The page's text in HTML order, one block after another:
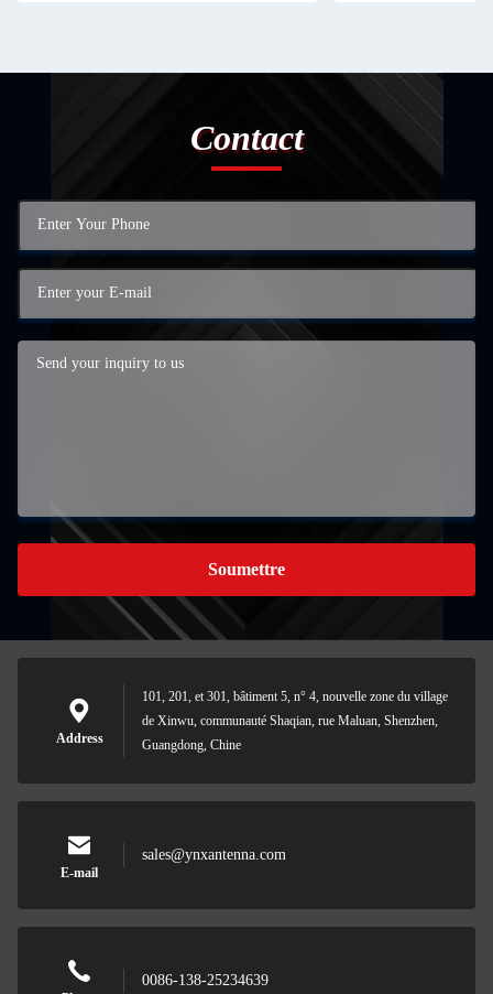
Contact
Soumettre
Address
101, 201, et 301, bâtiment 5, n° 4, nouvelle zone du village
de Xinwu, communauté Shaqian, rue Maluan, Shenzhen,
Guangdong, Chine
E-mail
sales@ynxantenna.com
0086-138-25234639